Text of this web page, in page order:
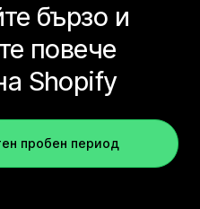
бързо и
повече
Shopify
пробен период